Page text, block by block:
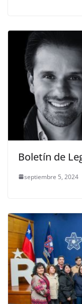
Boletín de
septiembre 5, 2024